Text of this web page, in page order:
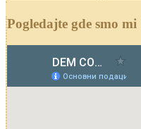
Pogledajte gde smo mi